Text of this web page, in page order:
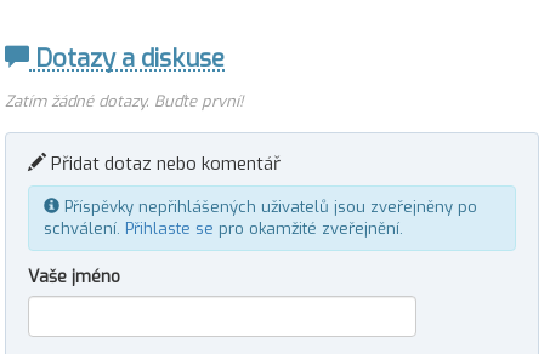
Dotazy a diskuse
Zatím žádné dotazy. Buďte první!
Přidat dotaz nebo komentář
Příspěvky nepřihlášených uživatelů jsou zveřejněny po
schválení. Přihlaste se pro okamžité zveřejnění.
Vaše jméno